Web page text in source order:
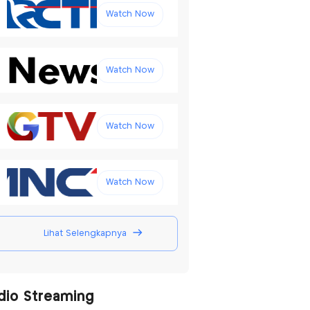
Watch Now
Watch Now
Watch Now
Watch Now
Lihat Selengkapnya
Streaming